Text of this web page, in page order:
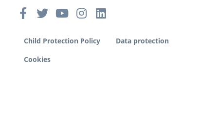
Child Protection Policy
Data protection
Cookies